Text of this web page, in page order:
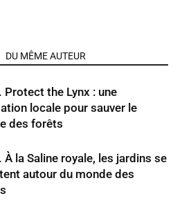
DU MÊME AUTEUR
Protect the Lynx : une
locale pour sauver le
des forêts
À la Saline royale, les jardins se
autour du monde des